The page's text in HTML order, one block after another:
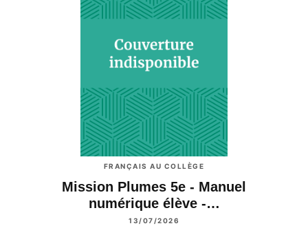
FRANÇAIS AU COLLÈGE
Mission Plumes 5e - Manuel
numérique élève -…
13/07/2026